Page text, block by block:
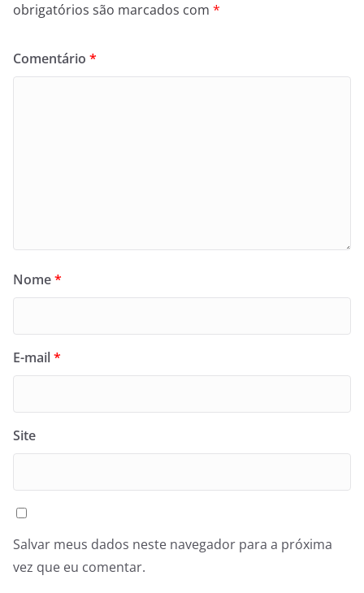
obrigatórios são marcados com *
Comentário *
Nome*
E-mail*
Site
Salvar meus dados neste navegador para a próxima
vez que eu comentar.